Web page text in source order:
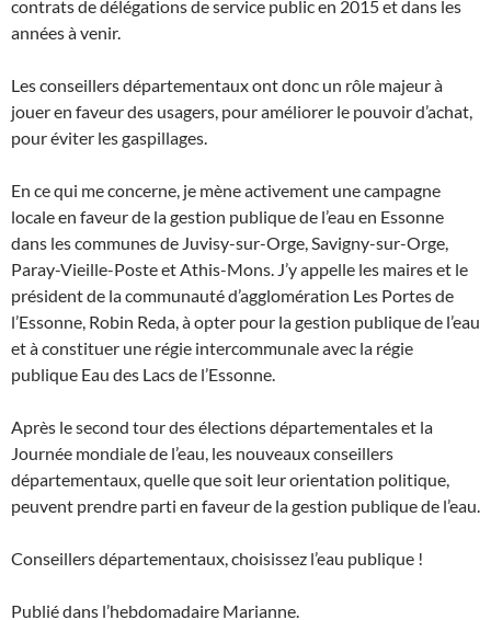
contrats de délégations de service public en 2015 et dans les
années à venir.
Les conseillers départementaux ont donc un rôle majeur à
jouer en faveur des usagers, pour améliorer le pouvoir d’achat,
pour éviter les gaspillages.
En ce qui me concerne, je mène activement une campagne
locale en faveur de la gestion publique de l’eau en Essonne
dans les communes de Juvisy-sur-Orge, Savigny-sur-Orge,
Paray-Vieille-Poste et Athis-Mons. J’y appelle les maires et le
président de la communauté d’agglomération Les Portes de
l’Essonne, Robin Reda, à opter pour la gestion publique de l’eau
et à constituer une régie intercommunale avec la régie
publique Eau des Lacs de l’Essonne.
Après le second tour des élections départementales et la
Journée mondiale de l’eau, les nouveaux conseillers
départementaux, quelle que soit leur orientation politique,
peuvent prendre parti en faveur de la gestion publique de l’eau.
Conseillers départementaux, choisissez l’eau publique !
Publié dans l’hebdomadaire Marianne.